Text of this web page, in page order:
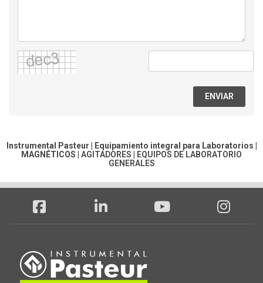
ENVIAR
Instrumental Pasteur | Equipamiento integral para Laboratorios |
MAGNÉTICOS
AGITADORES
EQUIPOS DE LABORATORIO
GENERALES